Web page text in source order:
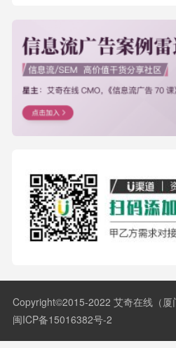
Copyright©2015-2022 艾奇在线（厦
闽ICP备15016382号-2